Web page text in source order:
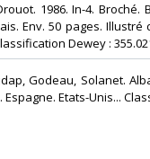
1986. In-4.
Env. 50 pages.
Dewey :
Godeau, Solanet.
Espagne. Etats-Unis...